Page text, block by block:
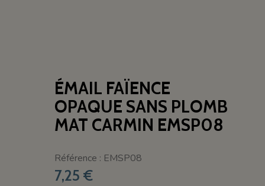
ÉMAIL FAÏENCE
OPAQUE SANS PLOMB
MAT CARMIN EMSP08
Référence : EMSP08
7,25 €